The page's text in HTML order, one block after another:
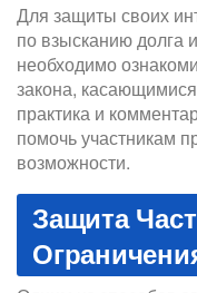
Для защиты своих
по взысканию долга
необходимо
закона,
практика и
помочь участникам
возможности.
Защита